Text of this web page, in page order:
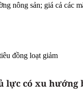
nông sản; giá cả các
lực có xu